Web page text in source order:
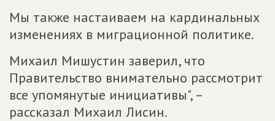
Мы также настаиваем на кардинальных
изменениях в миграционной политике.
Михаил Мишустин заверил, что
Правительство внимательно рассмотрит
все упомянутые инициативы", –
рассказал Михаил Лисин.